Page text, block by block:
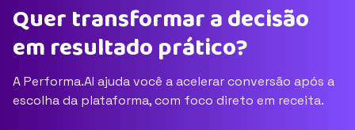
Quer transformar a decisão
em resultado prático?
A Performa.AI ajuda você a acelerar conversão após a
escolha da plataforma, com foco direto em receita.